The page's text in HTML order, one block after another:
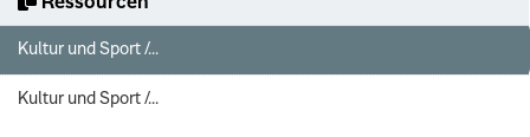
Kultur und Sport /...
Kultur und Sport /...